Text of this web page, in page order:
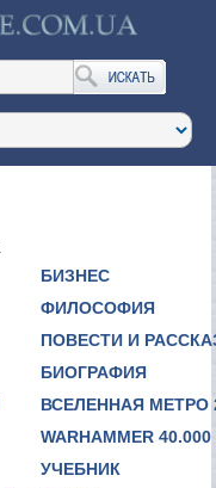
БИЗНЕС
ФИЛОСОФИЯ
ПОВЕСТИ И
БИОГРАФИЯ
ВСЕЛЕННАЯ МЕТРО
WARHAMMER 40.000
УЧЕБНИК